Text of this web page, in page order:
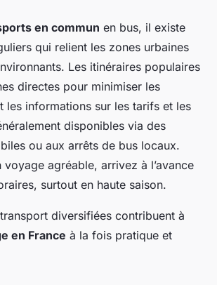
en commun en bus, il existe
qui relient les zones urbaines
Les itinéraires populaires
directes pour minimiser les
les informations sur les tarifs et les
disponibles via des
ou aux arrêts de bus locaux.
voyage agréable, arrivez à l’avance
surtout en haute saison.
diversifiées contribuent à
en France à la fois pratique et